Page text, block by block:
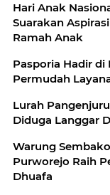
Hari Anak
Suarakan
Ramah Anak
Pasporia Hadir
Permudah
Lurah
Diduga Langgar
Warung
Purworejo Raih
Dhuafa